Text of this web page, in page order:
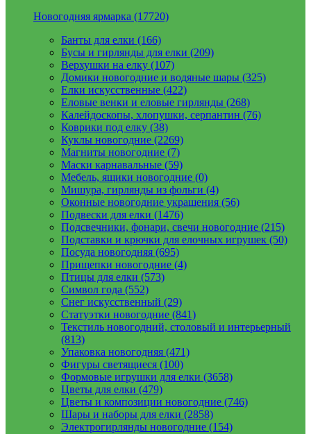
Новогодняя ярмарка (17720)
Банты для елки (166)
Бусы и гирлянды для елки (209)
Верхушки на елку (107)
Домики новогодние и водяные шары (325)
Елки искусственные (422)
Еловые венки и еловые гирлянды (268)
Калейдоскопы, хлопушки, серпантин (76)
Коврики под елку (38)
Куклы новогодние (2269)
Магниты новогодние (7)
Маски карнавальные (59)
Мебель, ящики новогодние (0)
Мишура, гирлянды из фольги (4)
Оконные новогодние украшения (56)
Подвески для елки (1476)
Подсвечники, фонари, свечи новогодние (215)
Подставки и крючки для елочных игрушек (50)
Посуда новогодняя (695)
Прищепки новогодние (4)
Птицы для елки (573)
Символ года (552)
Снег искусственный (29)
Статуэтки новогодние (841)
Текстиль новогодний, столовый и интерьерный
(813)
Упаковка новогодняя (471)
Фигуры светящиеся (100)
Формовые игрушки для елки (3658)
Цветы для елки (479)
Цветы и композиции новогодние (746)
Шары и наборы для елки (2858)
Электрогирлянды новогодние (154)